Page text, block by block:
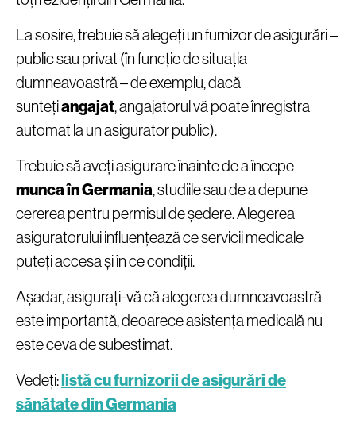
La sosire, trebuie să alegeți un furnizor de asigurări –
public sau privat (în funcție de situația
dumneavoastră – de exemplu, dacă
suntețiangajat, angajatorul vă poate înregistra
automat la un asigurator public).
Trebuie să aveți asigurare înainte de a începe
munca în Germania, studiile sau de a depune
cererea pentru permisul de ședere. Alegerea
asiguratorului influențează ce servicii medicale
puteți accesa și în ce condiții.
Așadar, asigurați-vă că alegerea dumneavoastră
este importantă, deoarece asistența medicală nu
este ceva de subestimat.
Vedeți:listă cu furnizorii de asigurări de
sănătate din Germania